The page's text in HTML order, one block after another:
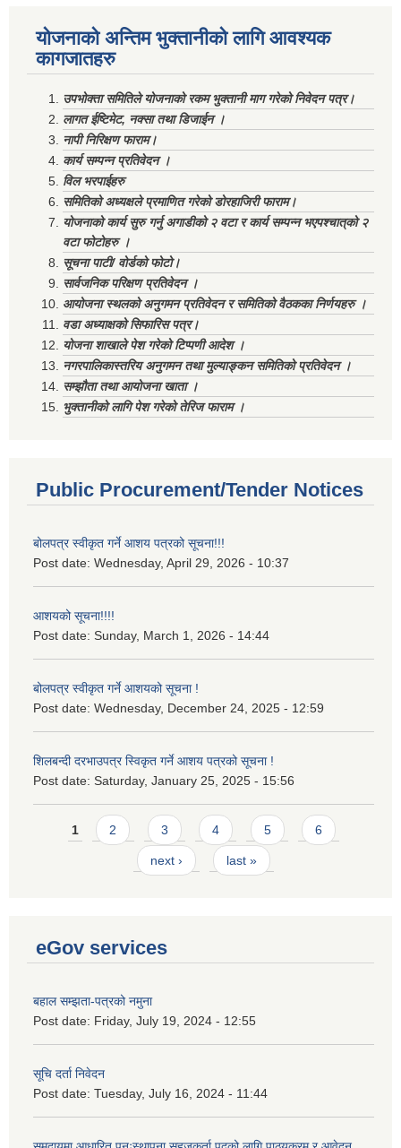
योजनाको अन्तिम भुक्तानीको लागि आवश्यक
कागजातहरु
उपभोक्ता समितिले योजनाको रकम भुक्तानी माग गरेको निवेदन पत्र।
लागत ईष्टिमेट, नक्सा तथा डिजाईन ।
नापी निरिक्षण फाराम।
कार्य सम्पन्न प्रतिवेदन ।
विल भरपाईहरु
समितिको अध्यक्षले प्रमाणित गरेको डोरहाजिरी फाराम।
योजनाको कार्य सुरु गर्नु अगाडीको २ वटा र कार्य सम्पन्न भएपश्चात्‌को २
वटा फोटोहरु ।
सूचना पाटी/ वोर्डको फोटो।
सार्वजनिक परिक्षण प्रतिवेदन ।
आयोजना स्थलको अनुगमन प्रतिवेदन र समितिको वैठकका निर्णयहरु ।
वडा अध्याक्षको सिफारिस पत्र।
योजना शाखाले पेश गरेको टिप्पणी आदेश ।
नगरपालिकास्तरिय अनुगमन तथा मुल्याङ्कन समितिको प्रतिवेदन ।
सम्झौता तथा आयोजना खाता ।
भुक्तानीको लागि पेश गरेको तेरिज फाराम ।
Public Procurement/Tender Notices
बोलपत्र स्वीकृत गर्ने आशय पत्रको सूचना!!!
Post date: Wednesday, April 29, 2026 - 10:37
आशयको सूचना!!!!
Post date: Sunday, March 1, 2026 - 14:44
बोलपत्र स्वीकृत गर्ने आशयको सूचना !
Post date: Wednesday, December 24, 2025 - 12:59
शिलबन्दी दरभाउपत्र स्विकृत गर्ने आशय पत्रको सूचना !
Post date: Saturday, January 25, 2025 - 15:56
Pages
1 2 3 4 5 6
next › last »
eGov services
बहाल सम्झता-पत्रको नमुना
Post date: Friday, July 19, 2024 - 12:55
सूचि दर्ता निवेदन
Post date: Tuesday, July 16, 2024 - 11:44